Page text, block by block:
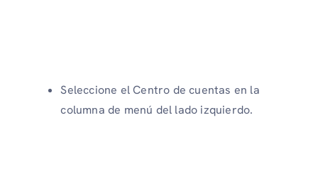
Seleccione el Centro de cuentas en la
columna de menú del lado izquierdo.